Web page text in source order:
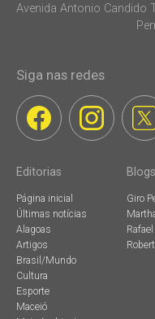
Avenida Antonio Candido
Siga nas redes
Editorias
Página inicial
Últimas notícias
Alagoas
Artigos
Brasil/Mundo
Cultura
Esporte
Maceió
Blogs
Giro